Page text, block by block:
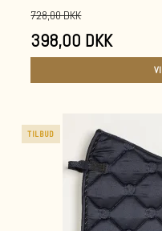
728,00 DKK
398,00 DKK
TILBUD